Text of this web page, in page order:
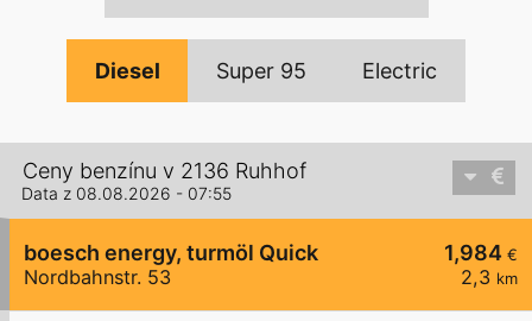
Diesel Super 95 Electric
Ceny benzínu v 2136 Ruhhof
Data z 08.08.2026 - 07:55
1,984 €
2,3 km
boesch energy, turmöl Quick
Nordbahnstr. 53